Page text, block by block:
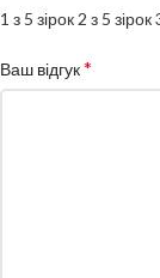
1 з 5 зірок 2 з 5 зірок
Ваш відгук*